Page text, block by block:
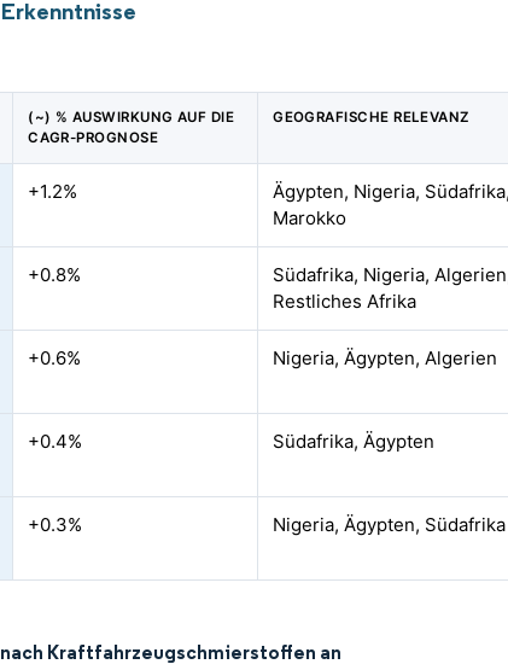
(~) % AUSWIRKUNG AUF DIE
CAGR-PROGNOSE
GEOGRAFISCHE RELEVANZ
+1.2%
Ägypten, Nigeria, Südafrika,
Marokko
+0.8%
Südafrika, Nigeria,
Restliches Afrika
+0.6% Nigeria, Ägypten, Algerien
+0.4% Südafrika, Ägypten
+0.3% Nigeria, Ägypten, Südafrika
Kraftfahrzeugschmierstoffen an